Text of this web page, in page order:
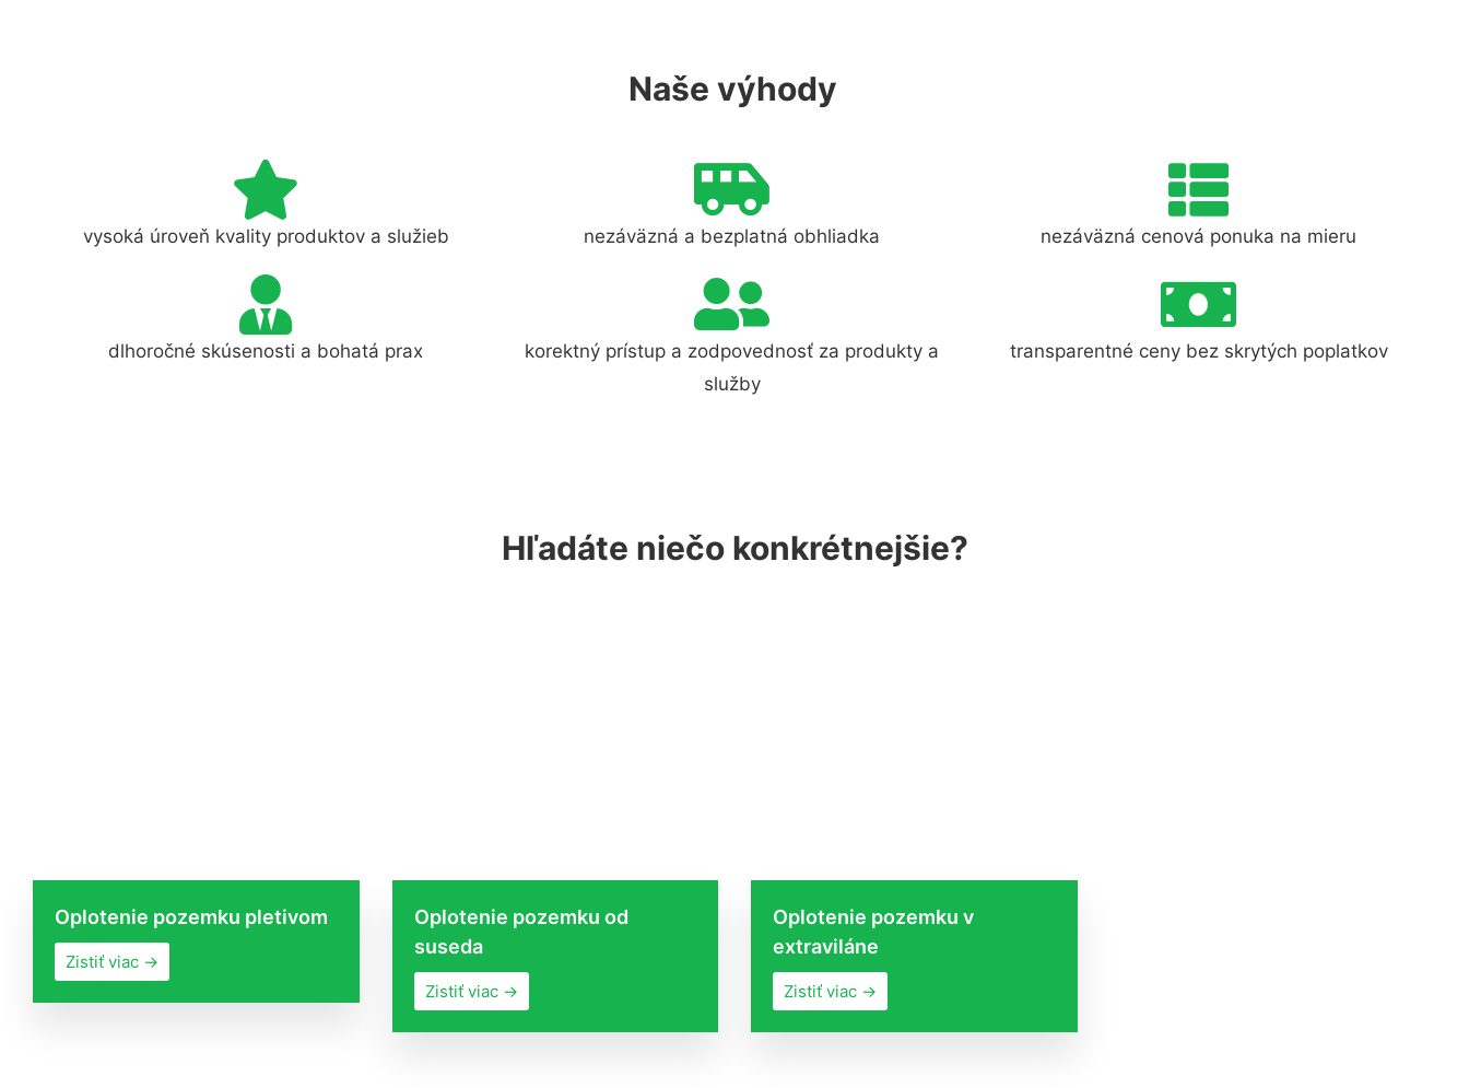
Naše výhody
vysoká úroveň kvality produktov a služieb nezáväzná a bezplatná obhliadka nezáväzná cenová ponuka na mieru
dlhoročné skúsenosti a bohatá prax
korektný prístup a zodpovednosť za produkty a
služby
transparentné ceny bez skrytých poplatkov
Hľadáte niečo konkrétnejšie?
Oplotenie pozemku pletivom
Zistiť viac →
Oplotenie pozemku od
suseda
Zistiť viac →
Oplotenie pozemku v
extraviláne
Zistiť viac →